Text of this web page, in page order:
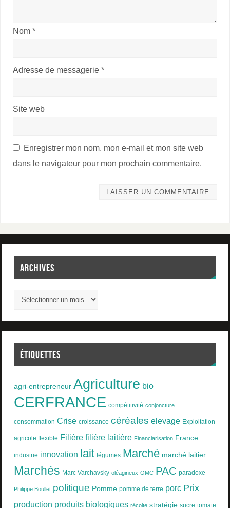
Nom*
Adresse de messagerie*
Site web
Enregistrer mon nom, mon e-mail et mon site web
dans le navigateur pour mon prochain commentaire.
ARCHIVES
ÉTIQUETTES
agri-entrepreneur Agriculture bio
CERFRANCE compétitivité conjoncture
consommation Crise croissance céréales elevage Exploitation
agricole flexible Filière filière laitière Financiarisation France
industrie innovation lait légumes Marché marché laitier
Marchés Marc Varchavsky oléagineux OMC PAC paradoxe
Philippe Boullet politique Pomme pomme de terre porc Prix
production produits biologiques récolte stratégie sucre tomate